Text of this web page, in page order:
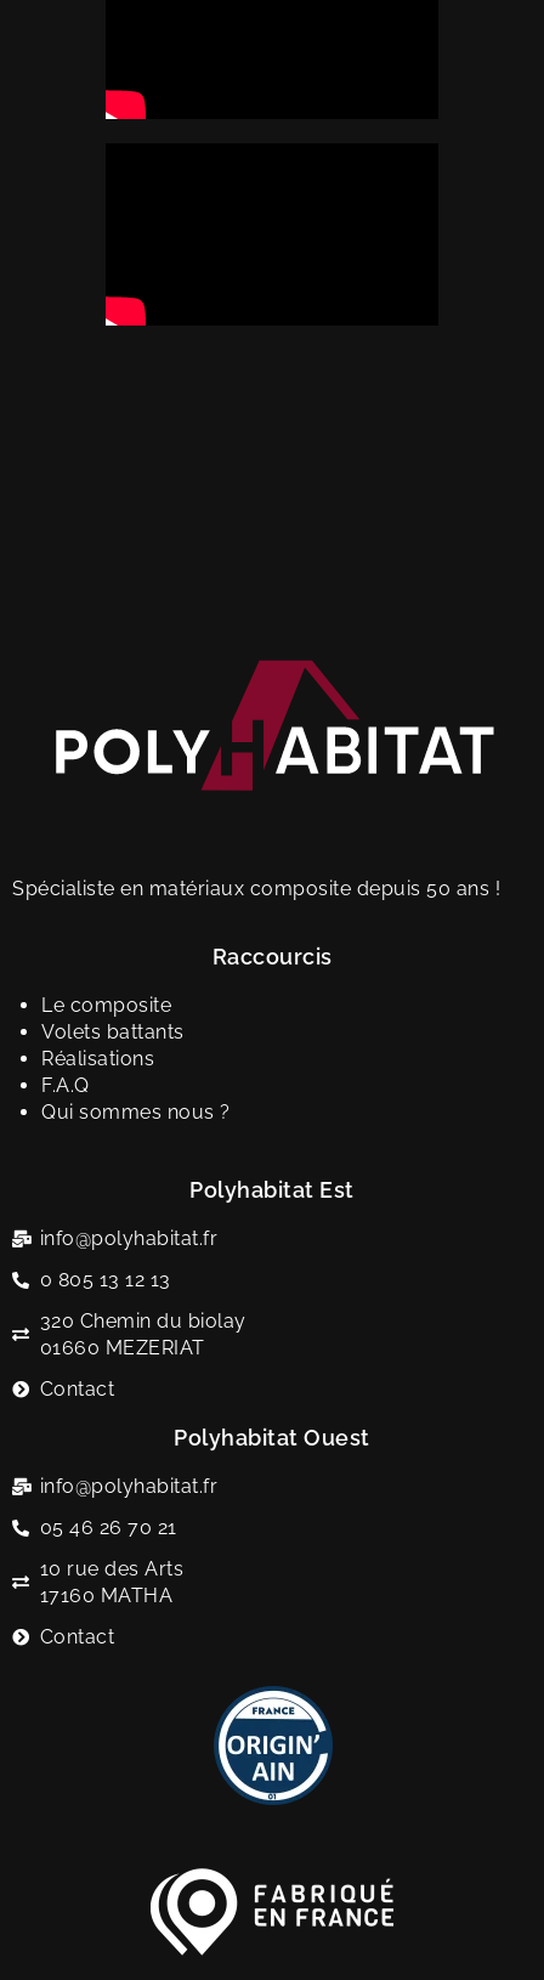
Spécialiste en matériaux composite depuis 50 ans !
Raccourcis
Le composite
Volets battants
Réalisations
F.A.Q
Qui sommes nous ?
Polyhabitat Est
info@polyhabitat.fr
0 805 13 12 13
320 Chemin du biolay
01660 MEZERIAT
Contact
Polyhabitat Ouest
info@polyhabitat.fr
05 46 26 70 21
10 rue des Arts
17160 MATHA
Contact